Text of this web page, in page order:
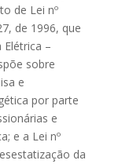
de Lei nº
de 1996, que
Elétrica –
sobre
e
por parte
e
e a Lei nº
da